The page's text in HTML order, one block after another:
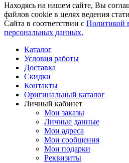
Находясь на нашем сайте, Вы
файлов cookie в целях ведения
Сайта в соответствии с Политикой
персональных данных.
Каталог
Условия работы
Доставка
Скидки
Контакты
Оригинальный каталог
Личный кабинет
Мои заказы
Личные данные
Мои адреса
Мои сообщения
Мои подарки
Реквизиты